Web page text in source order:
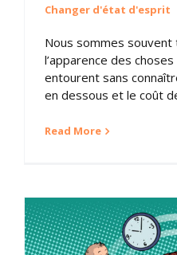
Changer d'état d'esprit
Nous sommes
l’apparence des
entourent sans
en dessous et le coût
Read More